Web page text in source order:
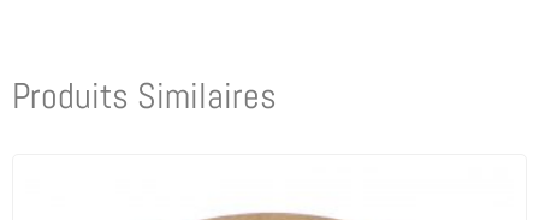
Produits Similaires